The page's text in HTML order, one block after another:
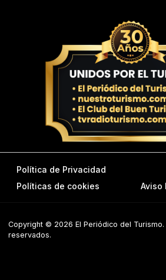
Política de Privacidad
Políticas de cookies
Aviso
Copyright © 2026 El Periódico del
reservados.